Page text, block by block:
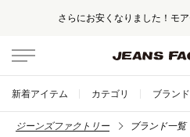
さらにお安くなりました！モア
新着アイテム カテゴリ ブランド
ジーンズファクトリー ブランド一覧